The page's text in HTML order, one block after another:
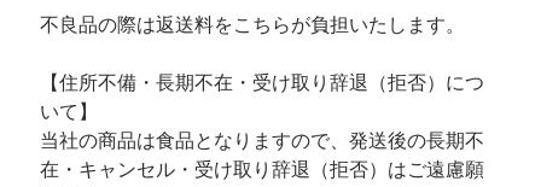
不良品の際は返送料をこちらが負担いたします。
【住所不備・長期不在・受け取り辞退（拒否）につ
いて】
当社の商品は食品となりますので、発送後の長期不
在・キャンセル・受け取り辞退（拒否）はご遠慮願